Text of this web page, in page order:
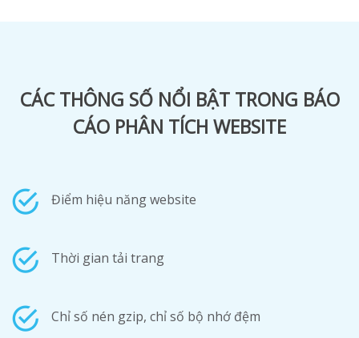
CÁC THÔNG SỐ NỔI BẬT TRONG BÁO
CÁO PHÂN TÍCH WEBSITE
Điểm hiệu năng website
Thời gian tải trang
Chỉ số nén gzip, chỉ số bộ nhớ đệm